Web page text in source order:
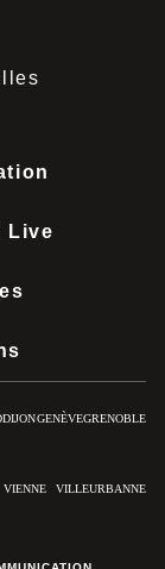
Live
DIJONGENÈVEGRENOBLE
VIENNE VILLEURBANNE